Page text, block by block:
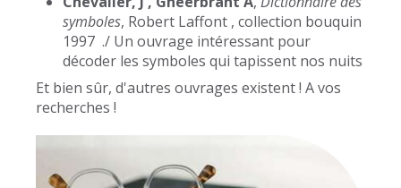
symboles, Robert Laffont , collection bouquin
1997 ./ Un ouvrage intéressant pour
décoder les symboles qui tapissent nos nuits
Et bien sûr, d'autres ouvrages existent ! A vos
recherches !